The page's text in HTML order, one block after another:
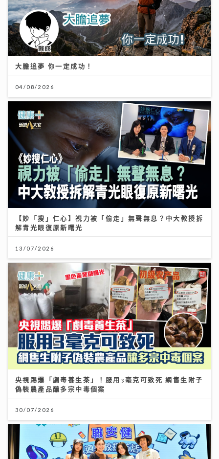
大膽追夢 你一定成功！
04/08/2026
【妙「搜」仁心】視力被「偷走」無聲無息？中大教授拆
解青光眼復原新曙光
13/07/2026
央視踢爆「劇毒養生茶」！服用3毫克可致死 網售生附子
偽裝農產品釀多宗中毒個案
30/07/2026